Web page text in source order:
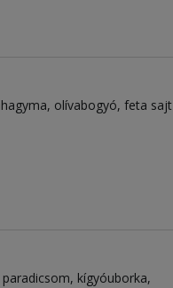
olívabogyó feta sajt
paradicsom kígyóuborka